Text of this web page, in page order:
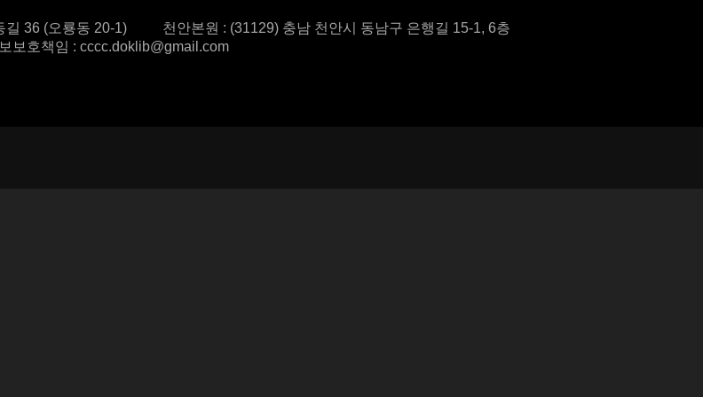
길 36 (오룡동 20-1)
천안본원 : (31129) 충남 천안시 동남구 은행길 15-1, 6층
보호책임 : cccc.doklib@gmail.com